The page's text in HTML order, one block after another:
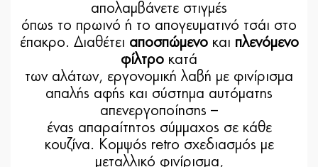
απολαμβάνετε στιγμές
όπως το πρωινό ή το απογευματινό τσάι στο
έπακρο. Διαθέτει αποσπώμενοκαι πλενόμενο
φίλτρο κατά
των αλάτων, εργονομική λαβή με φινίρισμα
απαλής αφής και σύστημα αυτόματης
απενεργοποίησης –
ένας απαραίτητος σύμμαχος σε κάθε
κουζίνα. Κοµψός retro σχεδιασµός µε
µεταλλικό φινίρισµα,